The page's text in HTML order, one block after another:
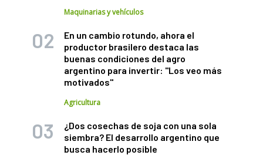
Maquinarias y vehículos
En un cambio rotundo, ahora el
productor brasilero destaca las
buenas condiciones del agro
argentino para invertir: "Los veo más
motivados"
Agricultura
¿Dos cosechas de soja con una sola
siembra? El desarrollo argentino que
busca hacerlo posible